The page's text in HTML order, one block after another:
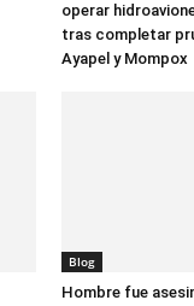
operar
tras completar
Ayapel y Mompox
Blog
Hombre fue